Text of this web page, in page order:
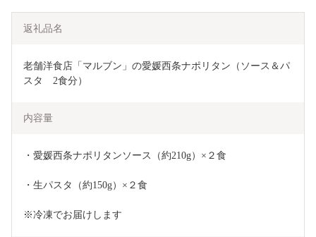
返礼品名
老舗洋食店「マルブン」の愛媛西条ナポリタン（ソース＆パ
スタ　2食分）
内容量
・愛媛西条ナポリタンソース（約210g）×２食
・生パスタ（約150g）×２食
※冷凍でお届けします